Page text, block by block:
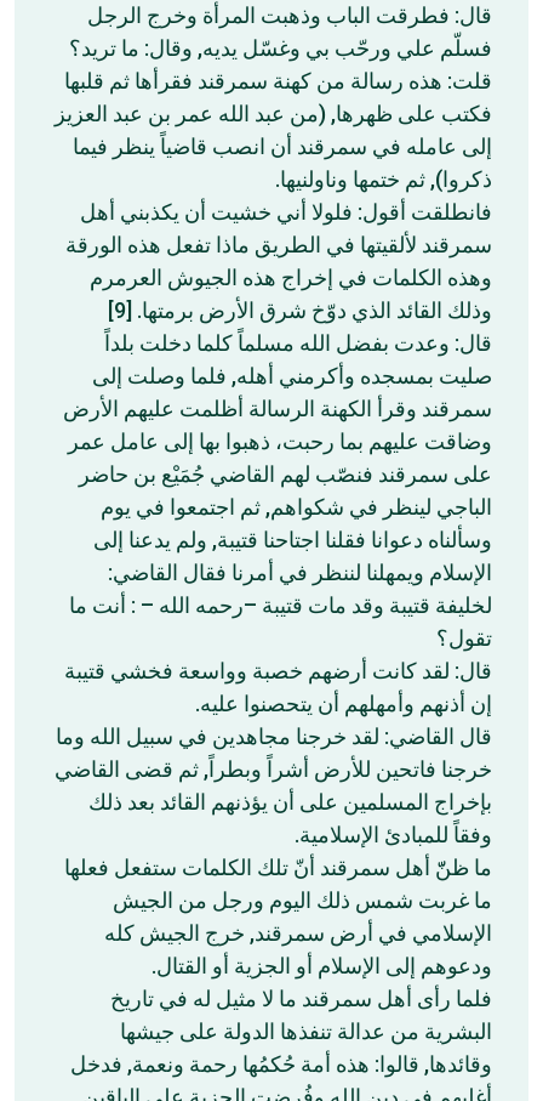
قال: فطرقت الباب وذهبت المرأة وخرج الرجل
فسلّم علي ورحّب بي وغسّل يديه, وقال: ما تريد؟
قلت: هذه رسالة من كهنة سمرقند فقرأها ثم قلبها
فكتب على ظهرها, (من عبد الله عمر بن عبد العزيز
إلى عامله في سمرقند أن انصب قاضياً ينظر فيما
ذكروا), ثم ختمها وناولنيها.
فانطلقت أقول: فلولا أني خشيت أن يكذبني أهل
سمرقند لألقيتها في الطريق ماذا تفعل هذه الورقة
وهذه الكلمات في إخراج هذه الجيوش العرمرم
وذلك القائد الذي دوّخ شرق الأرض برمتها. [9]
قال: وعدت بفضل الله مسلماً كلما دخلت بلداً
صليت بمسجده وأكرمني أهله, فلما وصلت إلى
سمرقند وقرأ الكهنة الرسالة أظلمت عليهم الأرض
وضاقت عليهم بما رحبت، ذهبوا بها إلى عامل عمر
على سمرقند فنصّب لهم القاضي جُمَيْع بن حاضر
الباجي لينظر في شكواهم, ثم اجتمعوا في يوم
وسألناه دعوانا فقلنا اجتاحنا قتيبة, ولم يدعنا إلى
الإسلام ويمهلنا لننظر في أمرنا فقال القاضي:
لخليفة قتيبة وقد مات قتيبة –رحمه الله – : أنت ما
تقول؟
قال: لقد كانت أرضهم خصبة وواسعة فخشي قتيبة
إن أذنهم وأمهلهم أن يتحصنوا عليه.
قال القاضي: لقد خرجنا مجاهدين في سبيل الله وما
خرجنا فاتحين للأرض أشراً وبطراً, ثم قضى القاضي
بإخراج المسلمين على أن يؤذنهم القائد بعد ذلك
وفقاً للمبادئ الإسلامية.
ما ظنّّ أهل سمرقند أنّ تلك الكلمات ستفعل فعلها
ما غربت شمس ذلك اليوم ورجل من الجيش
الإسلامي في أرض سمرقند, خرج الجيش كله
ودعوهم إلى الإسلام أو الجزية أو القتال.
فلما رأى أهل سمرقند ما لا مثيل له في تاريخ
البشرية من عدالة تنفذها الدولة على جيشها
وقائدها, قالوا: هذه أمة حُكمُها رحمة ونعمة, فدخل